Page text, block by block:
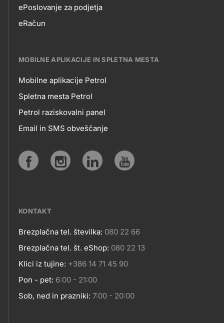
EPOSLOVANJE
ePoslovanje za podjetja
eRačun
MOBILNE APLIKACIJE IN SPLETNA MESTA
MOBILNE
APLIKACIJE
SPLETNA
Mobilne aplikacije Petrol
Spletna mesta Petrol
Petrol raziskovalni panel
Email in SMS obveščanje
KONTAKT
Kontakt
Brezplačna tel. številka: 080 22 66
Brezplačna tel. št. eShop: 080 22 13
Klici iz tujine: +386 14 71 45 90
Pon - pet: 6:00 - 21:00
Sob, ned in prazniki: 7:00 - 20:00